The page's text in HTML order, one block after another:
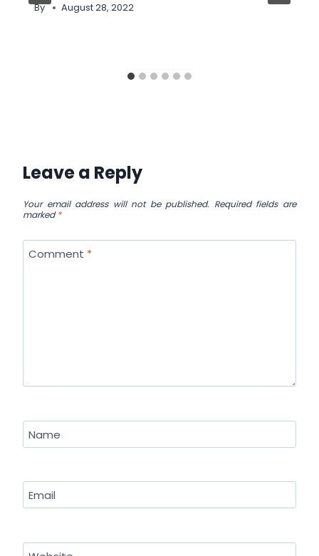
By August 28, 2022
Leave a Reply
Your email address will not be published. Required fields are
marked*
Comment *
Name
Email